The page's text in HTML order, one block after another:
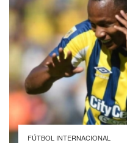
FÚTBOL INTERNACIONAL